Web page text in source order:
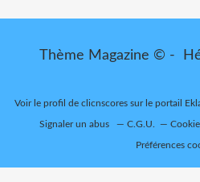
Thème Magazine © -
Voir le profil de clicnscoressur le portail
Signaler un abus C.G.U.
Préférences